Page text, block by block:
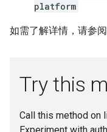
platform
如需了解详情，请参阅